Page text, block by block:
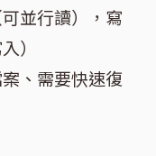
並行讀），寫
）
、需要快速復